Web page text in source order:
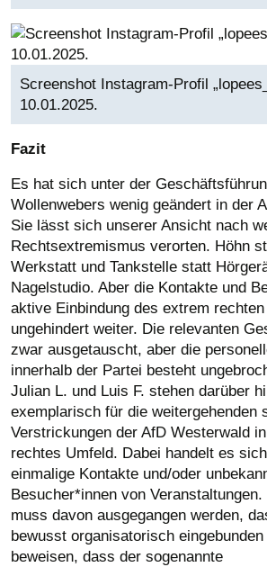
Screenshot Instagram-Profil
10.01.2025.
Fazit
Es hat sich unter der
Wollenwebers wenig geändert in der
Sie lässt sich unserer Ansicht nach
Rechtsextremismus verorten. Höhn
Werkstatt und Tankstelle statt
Nagelstudio. Aber die Kontakte und
aktive Einbindung des extrem
ungehindert weiter. Die relevanten
zwar ausgetauscht, aber die
innerhalb der Partei besteht
Julian L. und Luis F. stehen darüber
exemplarisch für die weitergehenden
Verstrickungen der AfD Westerwald
rechtes Umfeld. Dabei handelt es
einmalige Kontakte und/oder
Besucher*innen von
muss davon ausgegangen werden,
bewusst organisatorisch
beweisen, dass der sogenannte